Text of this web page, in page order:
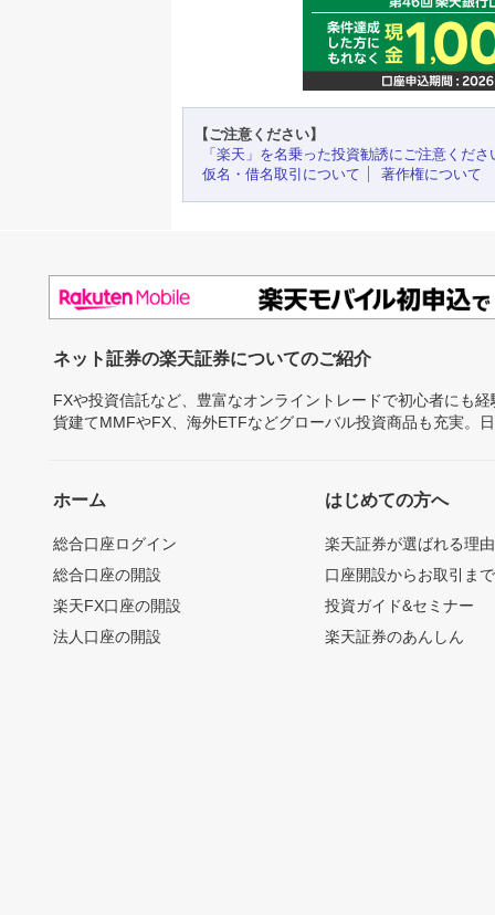
【ご注意ください】
「楽天」を名乗った投資勧誘にご注意くださ
仮名・借名取引について
著作権について
ネット証券の楽天証券についてのご紹介
FXや投資信託など、豊富なオンライントレードで初心者にも
貨建てMMFやFX、海外ETFなどグローバル投資商品も充実。
ホーム
総合口座ログイン
総合口座の開設
楽天FX口座の開設
法人口座の開設
はじめての方へ
楽天証券が選ばれる理由
口座開設からお取引ま
投資ガイド&セミナー
楽天証券のあんしん